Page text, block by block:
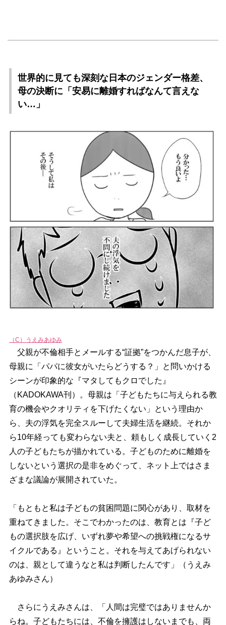
世界的に見ても深刻な日本のジェンダー格差、
母の決断に「安易に離婚すればなんて言えな
い…」
（C）うえみあゆみ
父親が不倫相手とメールする“証拠”をつかんだ息子が、
母親に「パパに彼女がいたらどうする？」と問いかける
シーンが印象的な『マタしてもクロでした』
（KADOKAWA刊）。母親は「子どもたちに与えられる教
育の機会やクオリティを下げたくない」という理由か
ら、夫の浮気を完全スルーして夫婦生活を継続。それか
ら10年経っても変わらない夫と、頼もしく成長していく2
人の子どもたちが描かれている。子どものために離婚を
しないという選択の是非をめぐって、ネット上ではさま
ざまな議論が展開されていた。
「もともと私は子どもの貧困問題に関心があり、取材を
重ねてきました。そこでわかったのは、教育とは『子ど
もの選択肢を広げ、いずれ夢や希望への挑戦権になるサ
イクルである』ということ。それを与えてあげられない
のは、親として違うなと私は判断したんです」（うえみ
あゆみさん）
さらにうえみさんは、「人間は完璧ではありませんか
らね。子どもたちには、不倫を擁護はしないまでも、両